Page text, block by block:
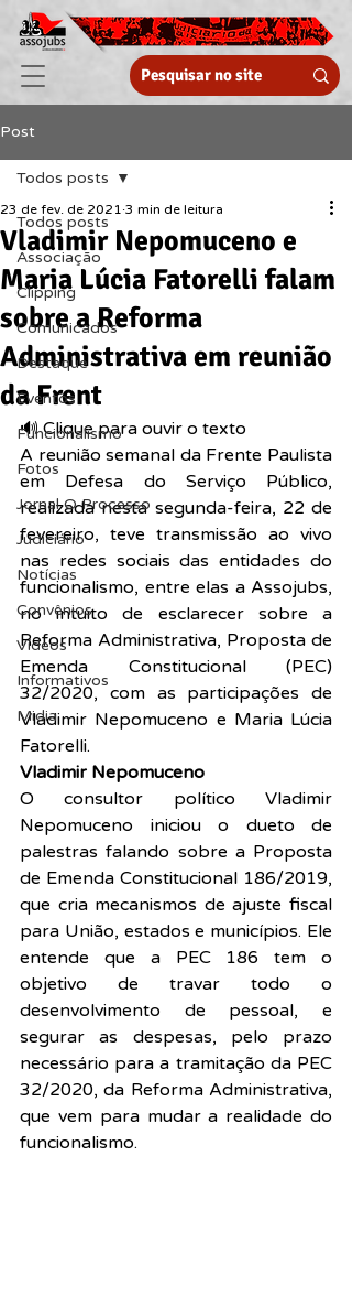
Post
Todos posts
Associação
Clipping
Comunicados
Destaque
Eventos
Funcionalismo
Fotos
Jornal O Processo
Judiciário
Notícias
Convênios
Vídeos
Informativos
Midia
Todos posts
Vladimir Nepomuceno e
Maria Lúcia Fatorelli falam
sobre a Reforma
Administrativa em reunião
da Frent
23 de fev. de 2021 3 min de leitura
🔊 Clique para ouvir o texto
A reunião semanal da Frente Paulista
em Defesa do Serviço Público,
realizada nesta segunda-feira, 22 de
fevereiro, teve transmissão ao vivo
nas redes sociais das entidades do
funcionalismo, entre elas a Assojubs,
no intuito de esclarecer sobre a
Reforma Administrativa, Proposta de
Emenda Constitucional (PEC)
32/2020, com as participações de
Vladimir Nepomuceno e Maria Lúcia
Fatorelli.
Vladimir Nepomuceno
O consultor político Vladimir
Nepomuceno iniciou o dueto de
palestras falando sobre a Proposta
de Emenda Constitucional 186/2019,
que cria mecanismos de ajuste fiscal
para União, estados e municípios. Ele
entende que a PEC 186 tem o
objetivo de travar todo o
desenvolvimento de pessoal, e
segurar as despesas, pelo prazo
necessário para a tramitação da PEC
32/2020, da Reforma Administrativa,
que vem para mudar a realidade do
funcionalismo.